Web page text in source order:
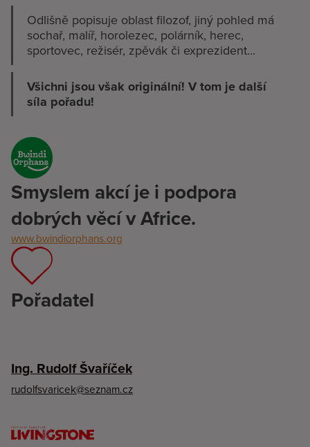
Odlišně popisuje oblast filozof, jiný pohled má
sochař, malíř, horolezec, polárník, herec,
sportovec, režisér, zpěvák či exprezident...
Všichni jsou však originální! V tom je další
síla pořadu!
Smyslem akcí je i podpora
dobrých věcí v Africe.
www.bwindiorphans.org
Pořadatel
Ing. Rudolf Švaříček
rudolfsvaricek@seznam.cz